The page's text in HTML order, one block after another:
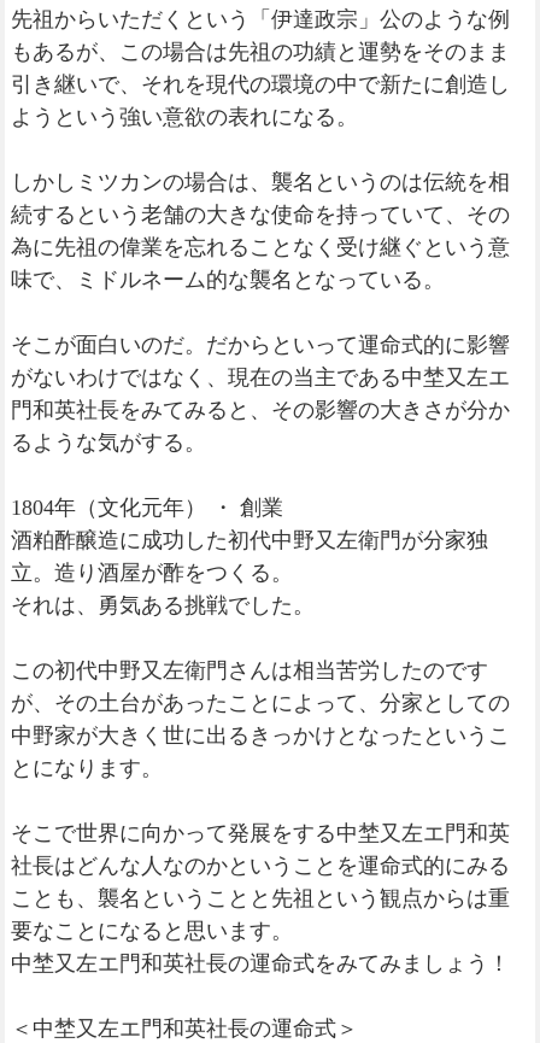
先祖からいただくという「伊達政宗」公のような例
もあるが、この場合は先祖の功績と運勢をそのまま
引き継いで、それを現代の環境の中で新たに創造し
ようという強い意欲の表れになる。
しかしミツカンの場合は、襲名というのは伝統を相
続するという老舗の大きな使命を持っていて、その
為に先祖の偉業を忘れることなく受け継ぐという意
味で、ミドルネーム的な襲名となっている。
そこが面白いのだ。だからといって運命式的に影響
がないわけではなく、現在の当主である中埜又左エ
門和英社長をみてみると、その影響の大きさが分か
るような気がする。
1804年（文化元年） ・ 創業
酒粕酢醸造に成功した初代中野又左衛門が分家独
立。造り酒屋が酢をつくる。
それは、勇気ある挑戦でした。
この初代中野又左衛門さんは相当苦労したのです
が、その土台があったことによって、分家としての
中野家が大きく世に出るきっかけとなったというこ
とになります。
そこで世界に向かって発展をする中埜又左エ門和英
社長はどんな人なのかということを運命式的にみる
ことも、襲名ということと先祖という観点からは重
要なことになると思います。
中埜又左エ門和英社長の運命式をみてみましょう！
＜中埜又左エ門和英社長の運命式＞